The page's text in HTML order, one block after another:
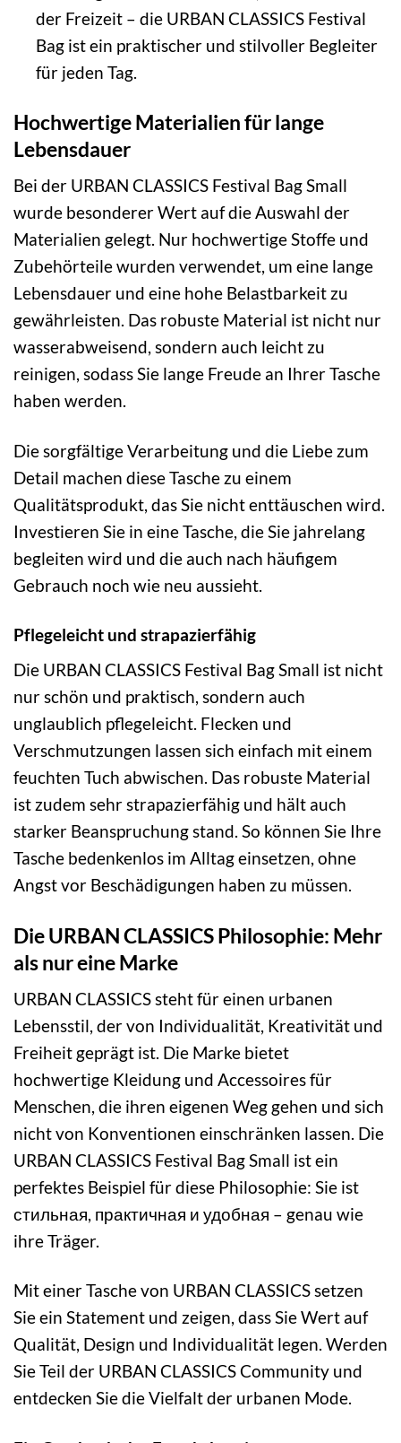
der Freizeit – die URBAN CLASSICS Festival
Bag ist ein praktischer und stilvoller Begleiter
für jeden Tag.
Hochwertige Materialien für lange
Lebensdauer
Bei der URBAN CLASSICS Festival Bag Small
wurde besonderer Wert auf die Auswahl der
Materialien gelegt. Nur hochwertige Stoffe und
Zubehörteile wurden verwendet, um eine lange
Lebensdauer und eine hohe Belastbarkeit zu
gewährleisten. Das robuste Material ist nicht nur
wasserabweisend, sondern auch leicht zu
reinigen, sodass Sie lange Freude an Ihrer Tasche
haben werden.
Die sorgfältige Verarbeitung und die Liebe zum
Detail machen diese Tasche zu einem
Qualitätsprodukt, das Sie nicht enttäuschen wird.
Investieren Sie in eine Tasche, die Sie jahrelang
begleiten wird und die auch nach häufigem
Gebrauch noch wie neu aussieht.
Pflegeleicht und strapazierfähig
Die URBAN CLASSICS Festival Bag Small ist nicht
nur schön und praktisch, sondern auch
unglaublich pflegeleicht. Flecken und
Verschmutzungen lassen sich einfach mit einem
feuchten Tuch abwischen. Das robuste Material
ist zudem sehr strapazierfähig und hält auch
starker Beanspruchung stand. So können Sie Ihre
Tasche bedenkenlos im Alltag einsetzen, ohne
Angst vor Beschädigungen haben zu müssen.
Die URBAN CLASSICS Philosophie: Mehr
als nur eine Marke
URBAN CLASSICS steht für einen urbanen
Lebensstil, der von Individualität, Kreativität und
Freiheit geprägt ist. Die Marke bietet
hochwertige Kleidung und Accessoires für
Menschen, die ihren eigenen Weg gehen und sich
nicht von Konventionen einschränken lassen. Die
URBAN CLASSICS Festival Bag Small ist ein
perfektes Beispiel für diese Philosophie: Sie ist
стильная, практичная и удобная – genau wie
ihre Träger.
Mit einer Tasche von URBAN CLASSICS setzen
Sie ein Statement und zeigen, dass Sie Wert auf
Qualität, Design und Individualität legen. Werden
Sie Teil der URBAN CLASSICS Community und
entdecken Sie die Vielfalt der urbanen Mode.